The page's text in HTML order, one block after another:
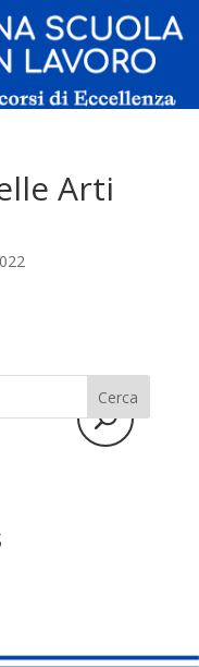
Arti
Cerca